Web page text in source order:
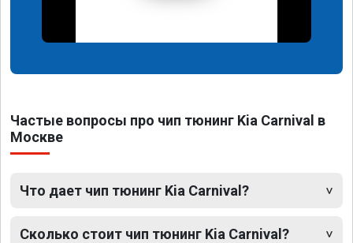
Частые вопросы про чип тюнинг Kia Carnival в
Москве
Что дает чип тюнинг Kia Carnival?
Сколько стоит чип тюнинг Kia Carnival?